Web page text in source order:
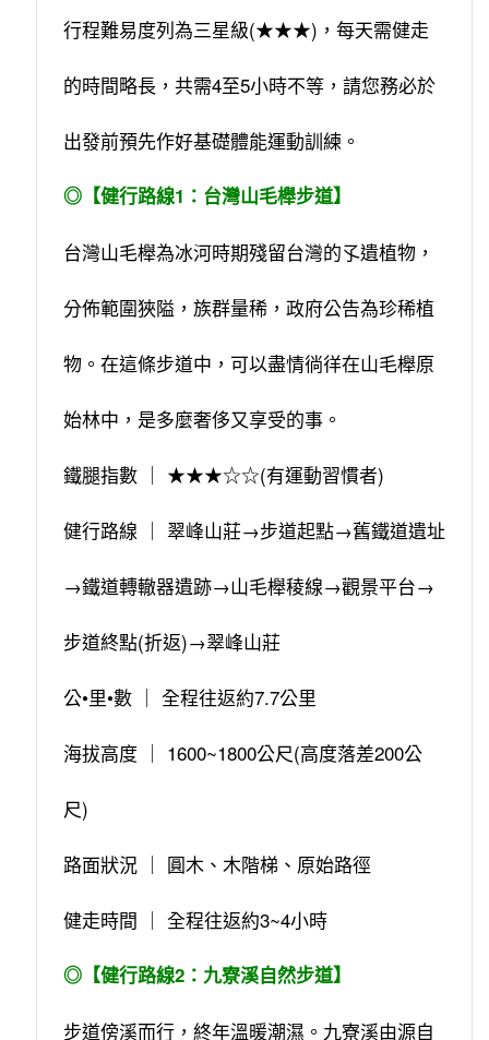
行程難易度列為三星級(★★★)，每天需健走
的時間略長，共需4至5小時不等，請您務必於
出發前預先作好基礎體能運動訓練。
◎【健行路線1：台灣山毛櫸步道】
台灣山毛櫸為冰河時期殘留台灣的孓遺植物，
分佈範圍狹隘，族群量稀，政府公告為珍稀植
物。在這條步道中，可以盡情徜徉在山毛櫸原
始林中，是多麼奢侈又享受的事。
鐵腿指數 ｜ ★★★☆☆(有運動習慣者)
健行路線 ｜ 翠峰山莊→步道起點→舊鐵道遺址
→鐵道轉轍器遺跡→山毛櫸稜線→觀景平台→
步道終點(折返)→翠峰山莊
公•里•數 ｜ 全程往返約7.7公里
海拔高度 ｜ 1600~1800公尺(高度落差200公
尺)
路面狀況 ｜ 圓木、木階梯、原始路徑
健走時間 ｜ 全程往返約3~4小時
◎【健行路線2：九寮溪自然步道】
步道傍溪而行，終年溫暖潮濕。九寮溪由源自